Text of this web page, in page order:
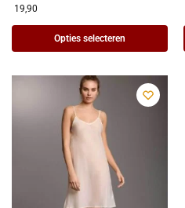
19,90
Opties selecteren